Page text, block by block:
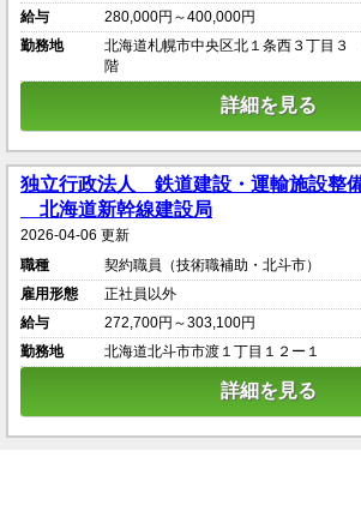
給与
280,000円～400,000円
勤務地
北海道札幌市中央区北１条西３丁目３
階
詳細を見る
独立行政法人 鉄道建設・運輸施設整
北海道新幹線建設局
2026-04-06 更新
職種
契約職員（技術職補助・北斗市）
雇用形態
正社員以外
給与
272,700円～303,100円
勤務地
北海道北斗市市渡１丁目１２ー１
詳細を見る